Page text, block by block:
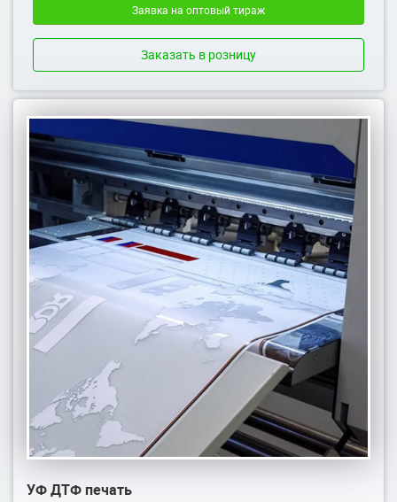
Заявка на оптовый тираж
Заказать в розницу
УФ ДТФ печать